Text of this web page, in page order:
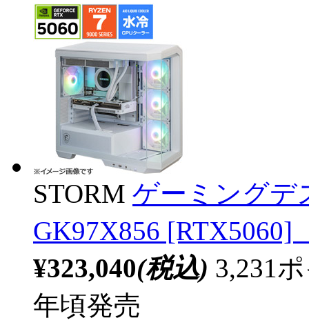
STORM ゲーミングデ
GK97X856 [RTX5060]
¥323,040(税込) 3,231
年頃発売